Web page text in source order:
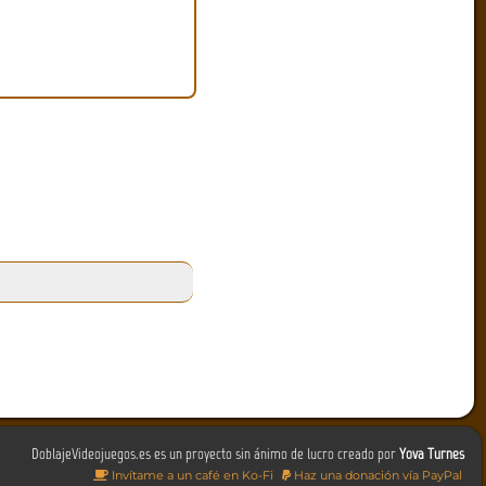
DoblajeVideojuegos.es es un proyecto sin ánimo de lucro creado porYova Turnes
Invítame a un café en Ko-Fi Haz una donación vía PayPal